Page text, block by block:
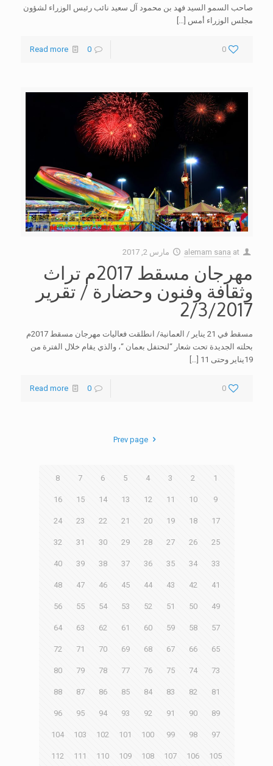
صاحب السمو السيد فهد بن محمود آل سعيد نائب رئيس الوزراء لشؤون
مجلس الوزراء أمس […]
0
0
Read more
alemam sana at مارس 2, 2017
مهرجان مسقط 2017م تراث
وثقافة وفنون وحضارة / تقرير
2/3/2017
مسقط في 21 يناير / العمانية/ انطلقت فعاليات مهرجان مسقط 2017م
بحلته الجديدة تحت شعار “لنحتفل بعمان “، والذي يقام خلال الفترة من
19يناير وحتى 11
[…]
0
0
Read more
Prev page
1
2
3
4
5
6
7
8
9
10
11
12
13
14
15
16
17
18
19
20
21
22
23
24
25
26
27
28
29
30
31
32
33
34
35
36
37
38
39
40
41
42
43
44
45
46
47
48
49
50
51
52
53
54
55
56
57
58
59
60
61
62
63
64
65
66
67
68
69
70
71
72
73
74
75
76
77
78
79
80
81
82
83
84
85
86
87
88
89
90
91
92
93
94
95
96
97
98
99
100
101
102
103
104
105
106
107
108
109
110
111
112